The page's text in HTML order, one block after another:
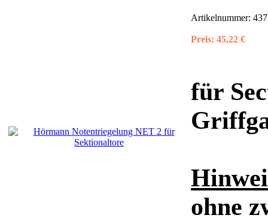
Artikelnummer:
Preis: 45,22 €
für
ohne